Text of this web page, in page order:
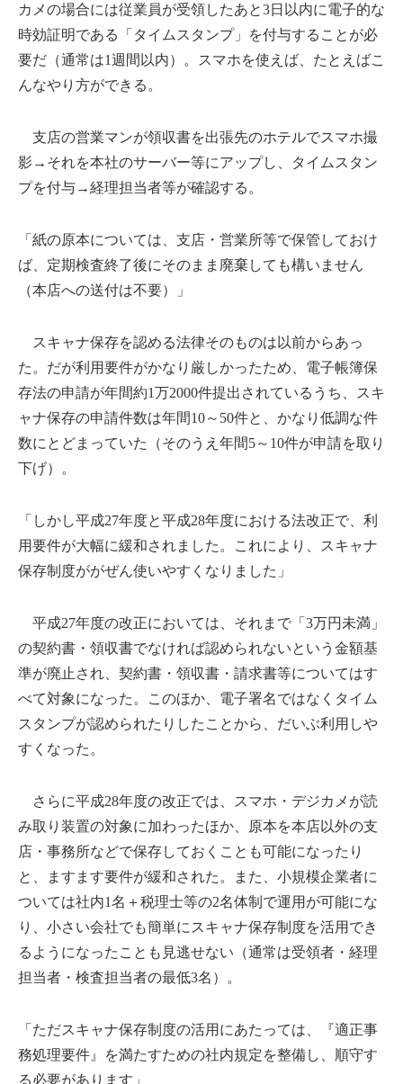
カメの場合には従業員が受領したあと3日以内に電子的な
時効証明である「タイムスタンプ」を付与することが必
要だ（通常は1週間以内）。スマホを使えば、たとえばこ
んなやり方ができる。
支店の営業マンが領収書を出張先のホテルでスマホ撮
影→それを本社のサーバー等にアップし、タイムスタン
プを付与→経理担当者等が確認する。
「紙の原本については、支店・営業所等で保管しておけ
ば、定期検査終了後にそのまま廃棄しても構いません
（本店への送付は不要）」
スキャナ保存を認める法律そのものは以前からあっ
た。だが利用要件がかなり厳しかったため、電子帳簿保
存法の申請が年間約1万2000件提出されているうち、スキ
ャナ保存の申請件数は年間10～50件と、かなり低調な件
数にとどまっていた（そのうえ年間5～10件が申請を取り
下げ）。
「しかし平成27年度と平成28年度における法改正で、利
用要件が大幅に緩和されました。これにより、スキャナ
保存制度ががぜん使いやすくなりました」
平成27年度の改正においては、それまで「3万円未満」
の契約書・領収書でなければ認められないという金額基
準が廃止され、契約書・領収書・請求書等についてはす
べて対象になった。このほか、電子署名ではなくタイム
スタンプが認められたりしたことから、だいぶ利用しや
すくなった。
さらに平成28年度の改正では、スマホ・デジカメが読
み取り装置の対象に加わったほか、原本を本店以外の支
店・事務所などで保存しておくことも可能になったり
と、ますます要件が緩和された。また、小規模企業者に
ついては社内1名＋税理士等の2名体制で運用が可能にな
り、小さい会社でも簡単にスキャナ保存制度を活用でき
るようになったことも見逃せない（通常は受領者・経理
担当者・検査担当者の最低3名）。
「ただスキャナ保存制度の活用にあたっては、『適正事
務処理要件』を満たすための社内規定を整備し、順守す
る必要があります」